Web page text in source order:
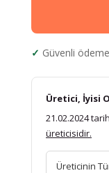
Güvenli ödeme
Üretici, İyisi
21.02.2024
üreticisidir.
Üreticinin